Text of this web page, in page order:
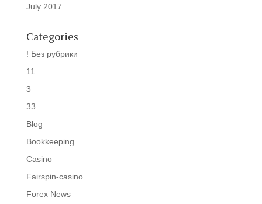
July 2017
Categories
! Без рубрики
11
3
33
Blog
Bookkeeping
Casino
Fairspin-casino
Forex News